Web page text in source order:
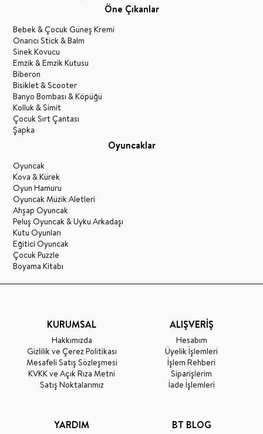
Öne Çıkanlar
Bebek & Çocuk Güneş Kremi
Onarıcı Stick & Balm
Sinek Kovucu
Emzik & Emzik Kutusu
Biberon
Bisiklet & Scooter
Banyo Bombası & Köpüğü
Kolluk & Simit
Çocuk Sırt Çantası
Şapka
Oyuncaklar
Oyuncak
Kova & Kürek
Oyun Hamuru
Oyuncak Müzik Aletleri
Ahşap Oyuncak
Peluş Oyuncak & Uyku Arkadaşı
Kutu Oyunları
Eğitici Oyuncak
Çocuk Puzzle
Boyama Kitabı
KURUMSAL
Hakkımızda
Gizlilik ve Çerez Politikası
Mesafeli Satış Sözleşmesi
KVKK ve Açık Rıza Metni
Satış Noktalarımız
ALIŞVERİŞ
Hesabım
Üyelik İşlemleri
İşlem Rehberi
Siparişlerim
İade İşlemleri
YARDIM BT BLOG